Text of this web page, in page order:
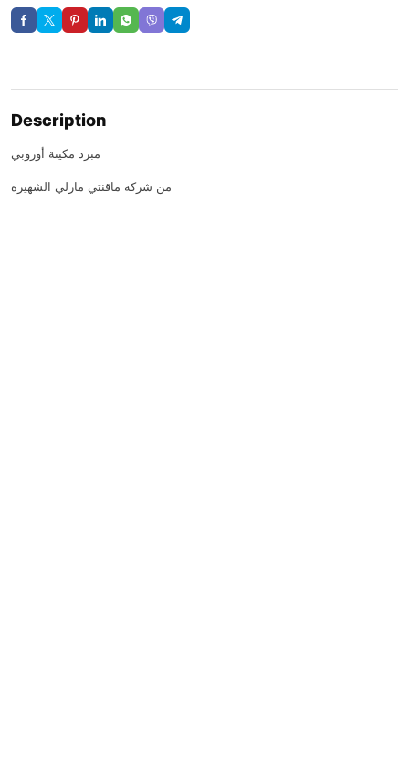
Description
مبرد مكينة أوروبي
من شركة ماقنتي مارلي الشهيرة